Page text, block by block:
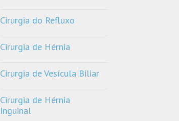
Cirurgia do Refluxo
Cirurgia de Hérnia
Cirurgia de Vesícula Biliar
Cirurgia de Hérnia
Inguinal